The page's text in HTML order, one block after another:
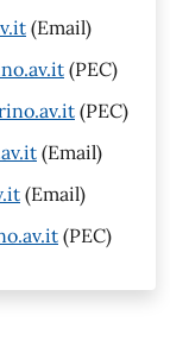
(Email)
(PEC)
(PEC)
(Email)
(Email)
(PEC)